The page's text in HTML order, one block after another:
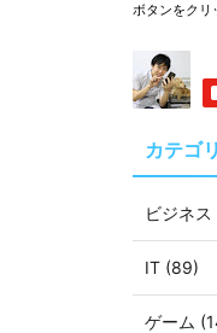
ボタンをクリ
カテゴ
ビジネス
IT (89)
ゲーム